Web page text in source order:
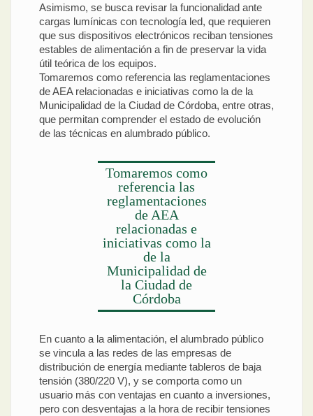
Asimismo, se busca revisar la funcionalidad ante
cargas lumínicas con tecnología led, que requieren
que sus dispositivos electrónicos reciban tensiones
estables de alimentación a fin de preservar la vida
útil teórica de los equipos.
Tomaremos como referencia las reglamentaciones
de AEA relacionadas e iniciativas como la de la
Municipalidad de la Ciudad de Córdoba, entre otras,
que permitan comprender el estado de evolución
de las técnicas en alumbrado público.
Tomaremos como
referencia las
reglamentaciones
de AEA
relacionadas e
iniciativas como la
de la
Municipalidad de
la Ciudad de
Córdoba
En cuanto a la alimentación, el alumbrado público
se vincula a las redes de las empresas de
distribución de energía mediante tableros de baja
tensión (380/220 V), y se comporta como un
usuario más con ventajas en cuanto a inversiones,
pero con desventajas a la hora de recibir tensiones